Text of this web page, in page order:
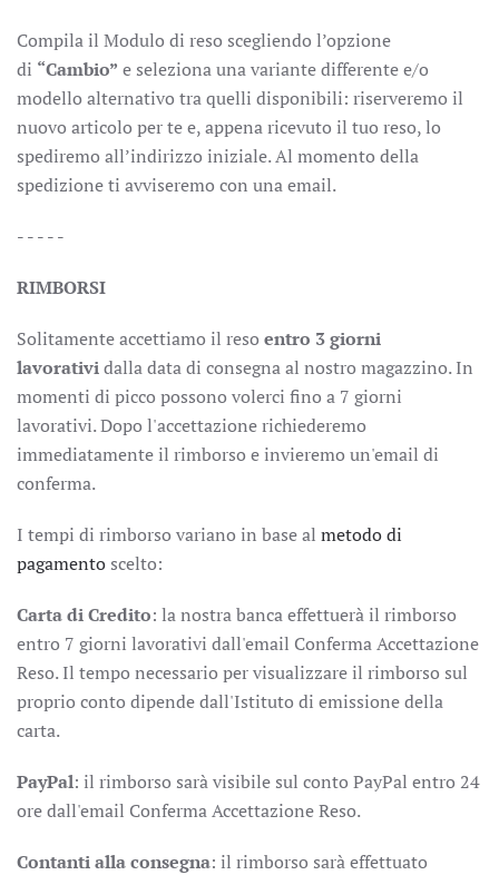
Compila il Modulo di reso scegliendo l’opzione
di “Cambio” e seleziona una variante differente e/o
modello alternativo tra quelli disponibili: riserveremo il
nuovo articolo per te e, appena ricevuto il tuo reso, lo
spediremo all’indirizzo iniziale. Al momento della
spedizione ti avviseremo con una email.
- - - - -
RIMBORSI
Solitamente accettiamo il reso entro 3 giorni
lavoratividalla data di consegna al nostro magazzino. In
momenti di picco possono volerci fino a 7 giorni
lavorativi. Dopo l'accettazione richiederemo
immediatamente il rimborso e invieremo un'email di
conferma.
I tempi di rimborso variano in base al metodo di
pagamento scelto:
Carta di Credito: la nostra banca effettuerà il rimborso
entro 7 giorni lavorativi dall'email Conferma Accettazione
Reso. Il tempo necessario per visualizzare il rimborso sul
proprio conto dipende dall'Istituto di emissione della
carta.
PayPal: il rimborso sarà visibile sul conto PayPal entro 24
ore dall'email Conferma Accettazione Reso.
Contanti alla consegna: il rimborso sarà effettuato